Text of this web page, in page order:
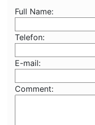
Full Name:
Telefon:
E-mail:
Comment: